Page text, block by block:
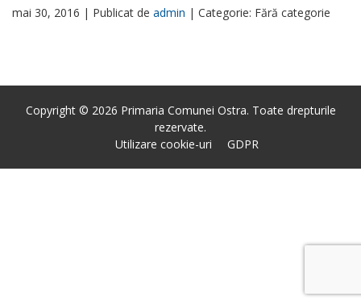
mai 30, 2016 | Publicat de admin | Categorie: Fără categorie
Copyright © 2026 Primaria Comunei Ostra. Toate drepturile
rezervate.
Utilizare cookie-uri
GDPR